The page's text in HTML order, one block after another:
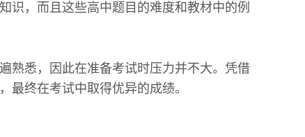
识，而且这些高中题目的难度和教材中的例
熟悉，因此在准备考试时压力并不大。凭借
最终在考试中取得优异的成绩。